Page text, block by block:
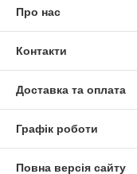
Про нас
Контакти
Доставка та оплата
Графік роботи
Повна версія сайту